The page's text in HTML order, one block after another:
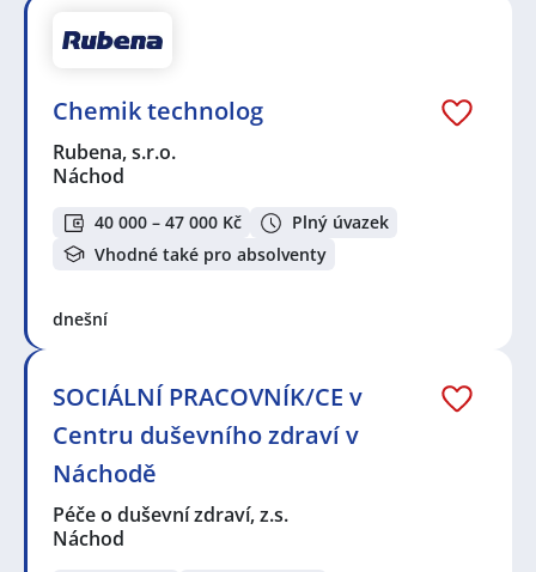
Chemik technolog
Rubena, s.r.o.
Náchod
40 000 – 47 000 Kč
Plný úvazek
Vhodné také pro absolventy
dnešní
SOCIÁLNÍ PRACOVNÍK/CE v
Centru duševního zdraví v
Náchodě
Péče o duševní zdraví, z.s.
Náchod